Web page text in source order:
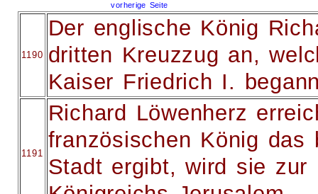
vorherige Seite
1190
Der englische König
dritten Kreuzzug an,
Kaiser Friedrich I.
1191
Richard Löwenherz
französischen König
Stadt ergibt, wird sie zur